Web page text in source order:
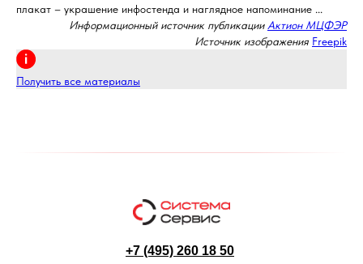
плакат – украшение инфостенда и наглядное напоминание ...
Информационный источник публикации Актион МЦФЭР
Источник изображения Freepik
Получить все материалы
+7 (495) 260 18 50